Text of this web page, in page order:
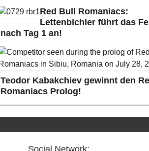
Red Bull Romaniacs:
Lettenbichler führt das
nach Tag 1 an!
Teodor Kabakchiev gewinnt den
Romaniacs Prolog!
Social Network: